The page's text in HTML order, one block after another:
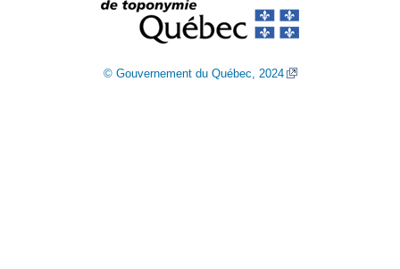
© Gouvernement du Québec, 2024